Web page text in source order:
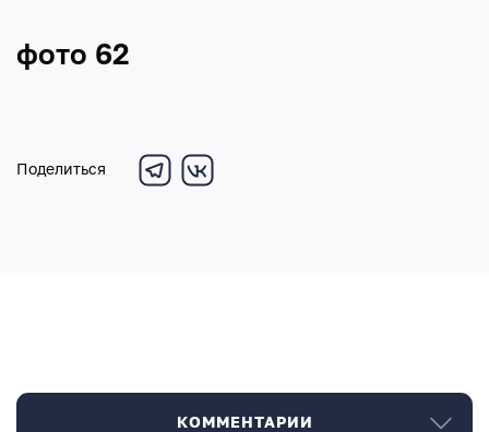
фото 62
Поделиться
КОММЕНТАРИИ